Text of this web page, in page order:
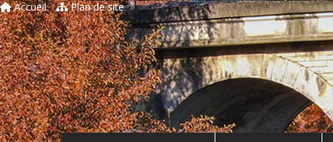
Accueil Plan de site